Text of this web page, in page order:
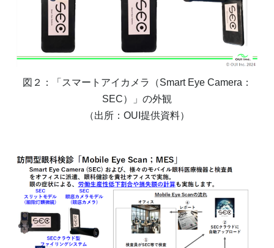
図２：「スマートアイカメラ（Smart Eye Camera：
SEC）」の外観
（出所：OUI提供資料）